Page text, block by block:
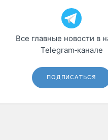
Все главные новости в
Telegram‑канале
ПОДПИСАТЬСЯ